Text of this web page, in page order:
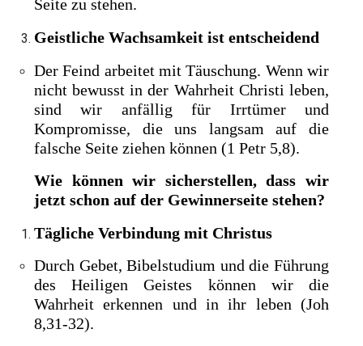
Seite zu stehen.
Geistliche Wachsamkeit ist entscheidend
Der Feind arbeitet mit Täuschung. Wenn wir
nicht bewusst in der Wahrheit Christi leben,
sind wir anfällig für Irrtümer und
Kompromisse, die uns langsam auf die
falsche Seite ziehen können (1 Petr 5,8).
Wie können wir sicherstellen, dass wir
jetzt schon auf der Gewinnerseite stehen?
Tägliche Verbindung mit Christus
Durch Gebet, Bibelstudium und die Führung
des Heiligen Geistes können wir die
Wahrheit erkennen und in ihr leben (Joh
8,31-32).